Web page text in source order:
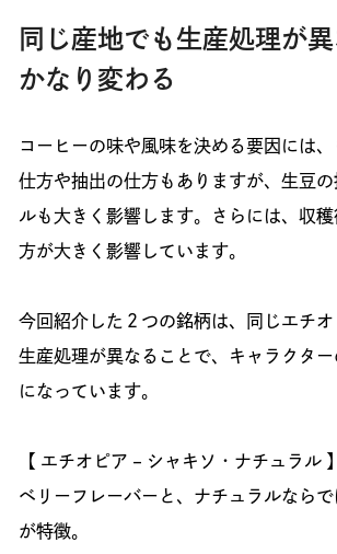
同じ産地でも生産処理が
かなり変わる
コーヒーの味や風味を決める要因には
仕方や抽出の仕方もありますが、生豆
ルも大きく影響します。さらには、収
方が大きく影響しています。
今回紹介した２つの銘柄は、同じエチオ
生産処理が異なることで、キャラクタ
になっています。
【 エチオピア – シャキソ・ナチュラル 】
ベリーフレーバーと、ナチュラルなら
が特徴。